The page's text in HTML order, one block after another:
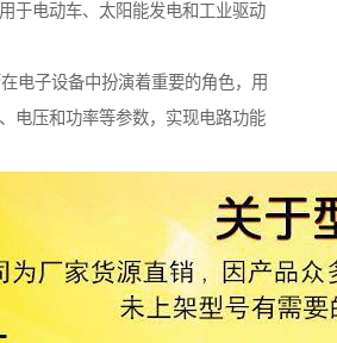
于电动车、太阳能发电和工业驱动
电子设备中扮演着重要的角色，用
电压和功率等参数，实现电路功能